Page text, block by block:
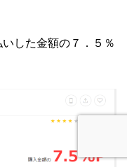
した金額の７．５％